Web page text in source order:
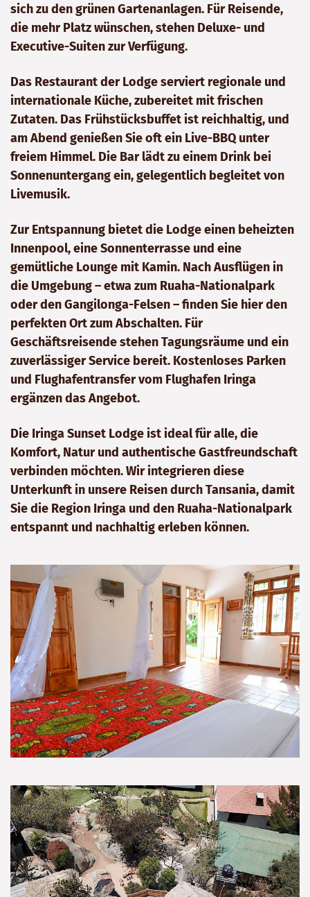
sich zu den grünen Gartenanlagen. Für Reisende,
die mehr Platz wünschen, stehen Deluxe- und
Executive-Suiten zur Verfügung.
Das Restaurant der Lodge serviert regionale und
internationale Küche, zubereitet mit frischen
Zutaten. Das Frühstücksbuffet ist reichhaltig, und
am Abend genießen Sie oft ein Live-BBQ unter
freiem Himmel. Die Bar lädt zu einem Drink bei
Sonnenuntergang ein, gelegentlich begleitet von
Livemusik.
Zur Entspannung bietet die Lodge einen beheizten
Innenpool, eine Sonnenterrasse und eine
gemütliche Lounge mit Kamin. Nach Ausflügen in
die Umgebung – etwa zum Ruaha-Nationalpark
oder den Gangilonga-Felsen – finden Sie hier den
perfekten Ort zum Abschalten. Für
Geschäftsreisende stehen Tagungsräume und ein
zuverlässiger Service bereit. Kostenloses Parken
und Flughafentransfer vom Flughafen Iringa
ergänzen das Angebot.
Die Iringa Sunset Lodge ist ideal für alle, die
Komfort, Natur und authentische Gastfreundschaft
verbinden möchten. Wir integrieren diese
Unterkunft in unsere Reisen durch Tansania, damit
Sie die Region Iringa und den Ruaha-Nationalpark
entspannt und nachhaltig erleben können.